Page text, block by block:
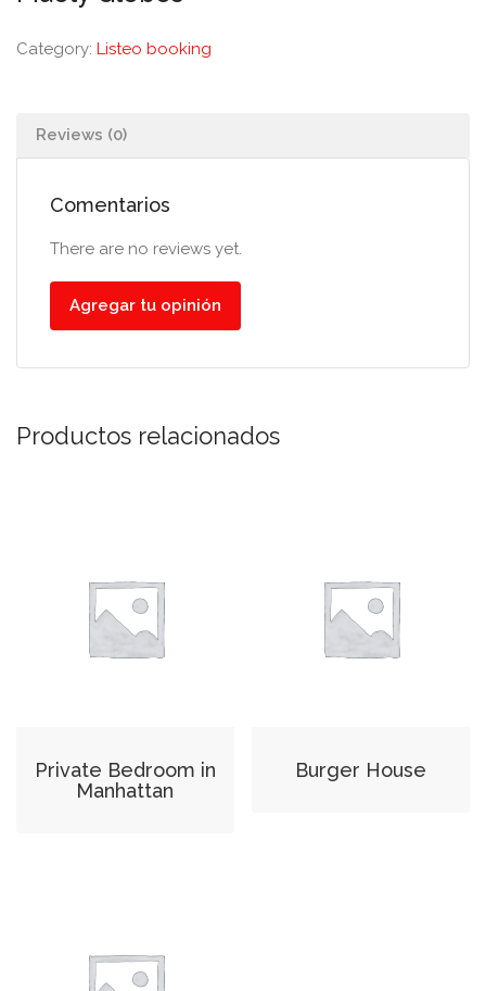
Category: Listeo booking
Reviews (0)
Comentarios
There are no reviews yet.
Agregar tu opinión
Productos relacionados
Private Bedroom in
Manhattan
Burger House